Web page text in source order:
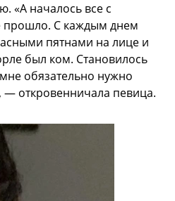
«А началось все с
прошло. С каждым днем
пятнами на лице и
был ком. Становилось
обязательно нужно
— откровенничала певица.